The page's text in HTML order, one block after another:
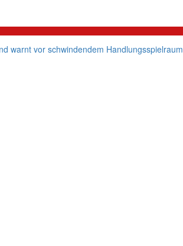
warnt vor schwindendem Handlungsspielraum